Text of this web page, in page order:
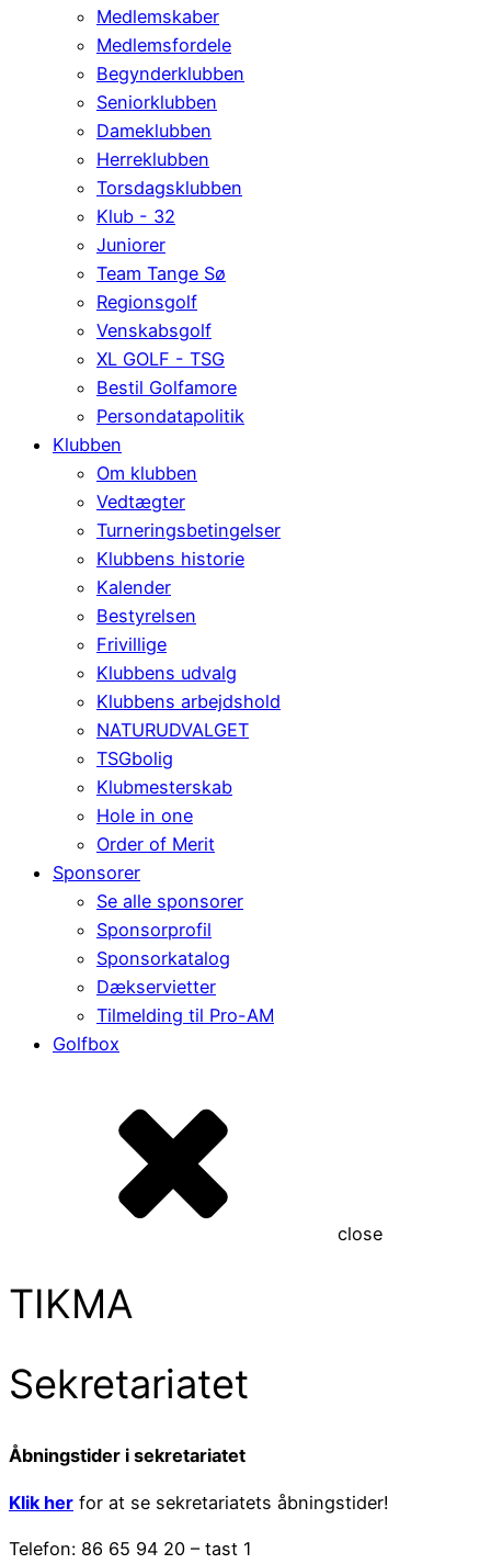
Medlemskaber
Medlemsfordele
Begynderklubben
Seniorklubben
Dameklubben
Herreklubben
Torsdagsklubben
Klub - 32
Juniorer
Team Tange Sø
Regionsgolf
Venskabsgolf
XL GOLF - TSG
Bestil Golfamore
Persondatapolitik
Klubben
Om klubben
Vedtægter
Turneringsbetingelser
Klubbens historie
Kalender
Bestyrelsen
Frivillige
Klubbens udvalg
Klubbens arbejdshold
NATURUDVALGET
TSGbolig
Klubmesterskab
Hole in one
Order of Merit
Sponsorer
Se alle sponsorer
Sponsorprofil
Sponsorkatalog
Dækservietter
Tilmelding til Pro-AM
Golfbox
close
TIKMA
Sekretariatet
Åbningstider i sekretariatet
Klik her for at se sekretariatets åbningstider!
Telefon: 86 65 94 20 – tast 1